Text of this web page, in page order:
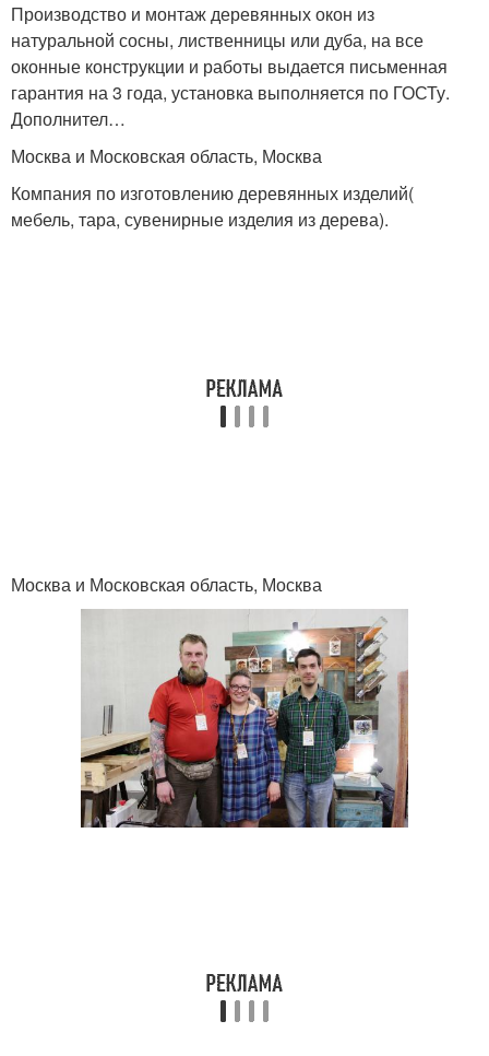
Производство и монтаж деревянных окон из
натуральной сосны, лиственницы или дуба, на все
оконные конструкции и работы выдается письменная
гарантия на 3 года, установка выполняется по ГОСТу.
Дополнител…
Москва и Московская область, Москва
Компания по изготовлению деревянных изделий(
мебель, тара, сувенирные изделия из дерева).
Москва и Московская область, Москва